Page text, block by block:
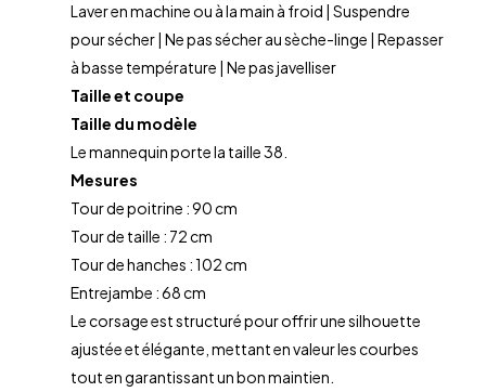
Laver en machine ou à la main à froid | Suspendre
pour sécher | Ne pas sécher au sèche-linge | Repasser
à basse température | Ne pas javelliser
Taille et coupe
Taille du modèle
Le mannequin porte la taille 38.
Mesures
Tour de poitrine : 90 cm
Tour de taille : 72 cm
Tour de hanches : 102 cm
Entrejambe : 68 cm
Le corsage est structuré pour offrir une silhouette
ajustée et élégante, mettant en valeur les courbes
tout en garantissant un bon maintien.